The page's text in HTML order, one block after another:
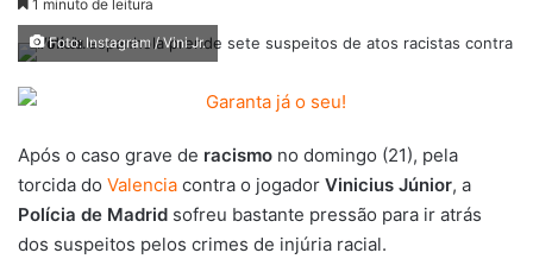
1 minuto de leitura
Foto: Instagram / Vini Jr.
Após o caso grave de racismo no domingo (21), pela
torcida do Valencia contra o jogador Vinicius Júnior, a
Polícia de Madrid sofreu bastante pressão para ir atrás
dos suspeitos pelos crimes de injúria racial.